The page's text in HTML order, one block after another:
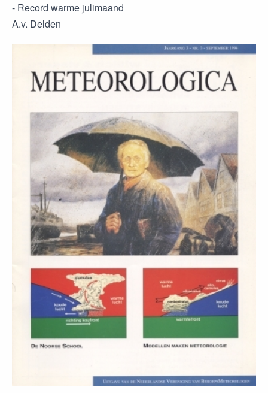
- Record warme julimaand
A.v. Delden